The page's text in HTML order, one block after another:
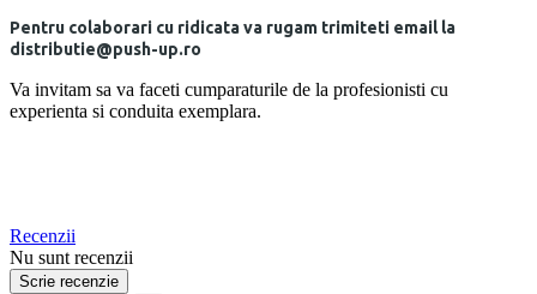
Pentru colaborari cu ridicata va rugam trimiteti email la
distributie@push-up.ro
Va invitam sa va faceti cumparaturile de la profesionisti cu
experienta si conduita exemplara.
Recenzii
Nu sunt recenzii
Scrie recenzie